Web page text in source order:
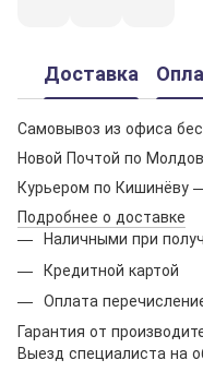
Доставка
Самовывоз из офиса
Новой Почтой по
Курьером по Кишинёву
Подробнее о доставке
Наличными при
Кредитной картой
Оплата
Гарантия от
Выезд специалиста на